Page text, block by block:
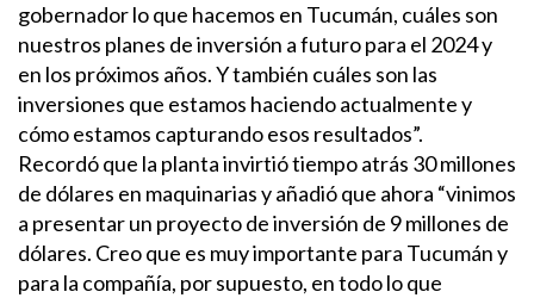
gobernador lo que hacemos en Tucumán, cuáles son
nuestros planes de inversión a futuro para el 2024 y
en los próximos años. Y también cuáles son las
inversiones que estamos haciendo actualmente y
cómo estamos capturando esos resultados”.
Recordó que la planta invirtió tiempo atrás 30 millones
de dólares en maquinarias y añadió que ahora “vinimos
a presentar un proyecto de inversión de 9 millones de
dólares. Creo que es muy importante para Tucumán y
para la compañía, por supuesto, en todo lo que